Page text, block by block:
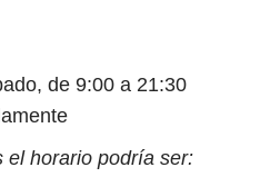
de 9:00 a 21:30
el horario podría ser: